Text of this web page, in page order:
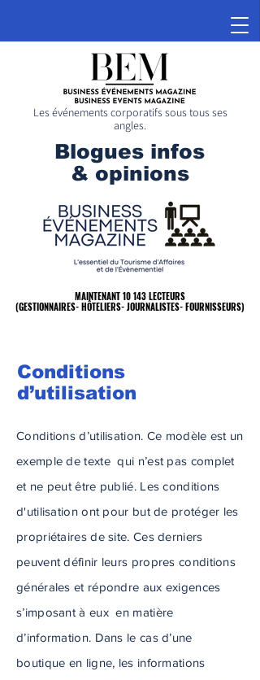
Les événements corporatifs sous tous ses
angles.
Blogues infos
& opinions
MAINTENANT 10 143 LECTEURS
(GESTIONNAIRES- HÔTELIERS- JOURNALISTES- FOURNISSEURS)
MAINTENANT 10 143 LECTEURS
(GESTIONNAIRES- HÔTELIERS- JOURNALISTES- FOURNISSEURS)
Conditions
d’utilisation
Conditions d’utilisation. Ce modèle est un
exemple de texte qui n’est pas complet
et ne peut être publié. Les conditions
d'utilisation ont pour but de protéger les
propriétaires de site. Ces derniers
peuvent définir leurs propres conditions
générales et répondre aux exigences
s’imposant à eux en matière
d’information. Dans le cas d’une
boutique en ligne, les informations